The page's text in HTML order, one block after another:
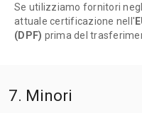
Se utilizziamo fornitori
attuale certificazione nell'
(DPF) prima del
7. Minori